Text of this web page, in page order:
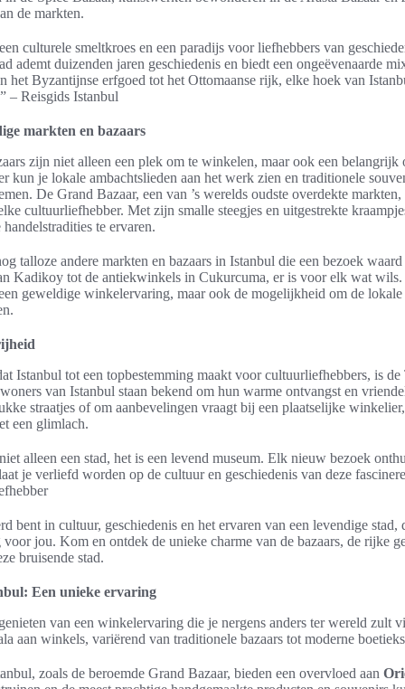
de markten.
culturele smeltkroes en een paradijs voor liefhebbers van
ademt duizenden jaren geschiedenis en biedt een ongeëvenaarde
het Byzantijnse erfgoed tot het Ottomaanse rijk, elke hoek van
– Reisgids Istanbul
markten en bazaars
zijn niet alleen een plek om te winkelen, maar ook een belangrijk
kun je lokale ambachtslieden aan het werk zien en traditionele
De Grand Bazaar, een van ’s werelds oudste overdekte
cultuurliefhebber. Met zijn smalle steegjes en uitgestrekte
te ervaren.
talloze andere markten en bazaars in Istanbul die een bezoek
Kadikoy tot de antiekwinkels in Cukurcuma, er is voor elk wat wils.
geweldige winkelervaring, maar ook de mogelijkheid om de
Istanbul tot een topbestemming maakt voor cultuurliefhebbers, is de
van Istanbul staan bekend om hun warme ontvangst en
straatjes of om aanbevelingen vraagt bij een plaatselijke
een glimlach.
alleen een stad, het is een levend museum. Elk nieuw bezoek
je verliefd worden op de cultuur en geschiedenis van deze
bent in cultuur, geschiedenis en het ervaren van een levendige stad,
voor jou. Kom en ontdek de unieke charme van de bazaars, de rijke
bruisende stad.
Een unieke ervaring
van een winkelervaring die je nergens anders ter wereld zult
aan winkels, variërend van traditionele bazaars tot moderne
zoals de beroemde Grand Bazaar, bieden een overvloed aan